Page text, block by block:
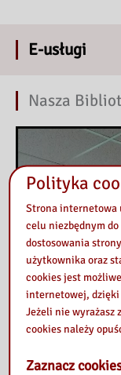
E-usługi
Nasza
Polityka
Strona internetowa
celu niezbędnym
dostosowania
użytkownika oraz
cookies jest
internetowej, dzięki
Jeżeli nie wyrażasz
cookies należy
Zaznacz